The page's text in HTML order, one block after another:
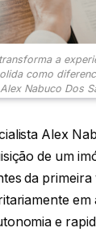
a
como
Alex Nabuco Dos
Alex
de um
da primeira
em
e